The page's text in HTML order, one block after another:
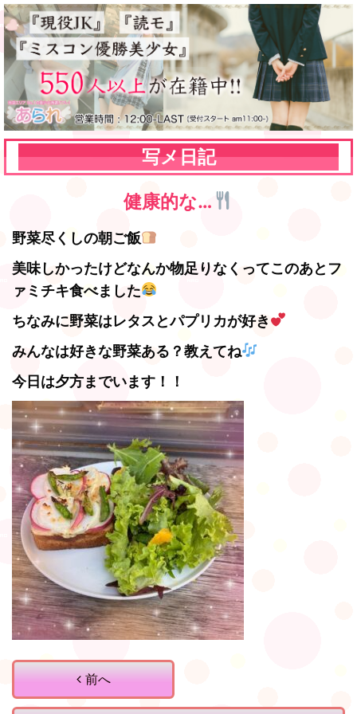
写メ日記
健康的な…
野菜尽くしの朝ご飯
美味しかったけどなんか物足りなくってこのあとフ
ァミチキ食べました
ちなみに野菜はレタスとパプリカが好き
みんなは好きな野菜ある？教えてね
今日は夕方までいます！！
前へ